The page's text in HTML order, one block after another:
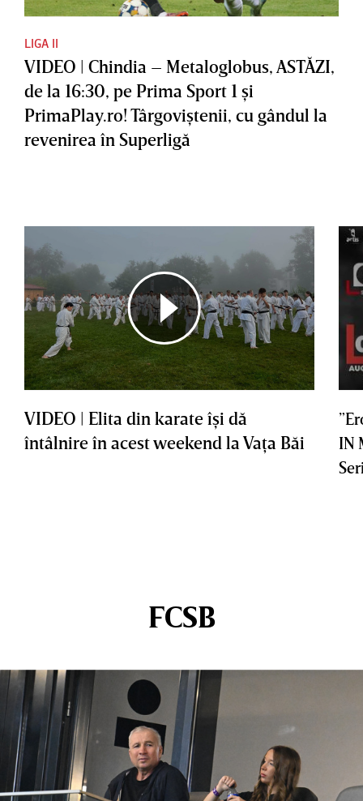
LIGA II
VIDEO | Chindia – Metaloglobus, ASTĂZI,
de la 16:30, pe Prima Sport 1 şi
PrimaPlay.ro! Târgoviştenii, cu gândul la
revenirea în Superligă
VIDEO | Elita din karate îşi dă
întâlnire în acest weekend la Vaţa Băi
IN
FCSB